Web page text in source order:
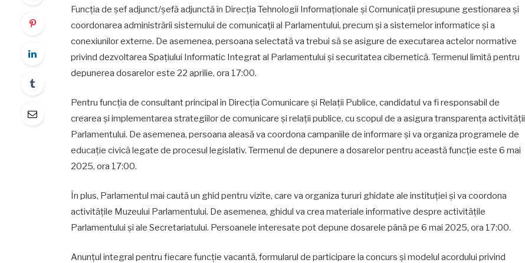
Funcția de șef adjunct/șefă adjunctă în Direcția Tehnologii Informaționale și Comunicații presupune gestionarea și
coordonarea administrării sistemului de comunicații al Parlamentului, precum și a sistemelor informatice și a
conexiunilor externe. De asemenea, persoana selectată va trebui să se asigure de executarea actelor normative
privind dezvoltarea Spațiului Informatic Integrat al Parlamentului și securitatea cibernetică. Termenul limită pentru
depunerea dosarelor este 22 aprilie, ora 17:00.
Pentru funcția de consultant principal în Direcția Comunicare și Relații Publice, candidatul va fi responsabil de
crearea și implementarea strategiilor de comunicare și relații publice, cu scopul de a asigura transparența activității
Parlamentului. De asemenea, persoana aleasă va coordona campaniile de informare și va organiza programele de
educație civică legate de procesul legislativ. Termenul de depunere a dosarelor pentru această funcție este 6 mai
2025, ora 17:00.
În plus, Parlamentul mai caută un ghid pentru vizite, care va organiza tururi ghidate ale instituției și va coordona
activitățile Muzeului Parlamentului. De asemenea, ghidul va crea materiale informative despre activitățile
Parlamentului și ale Secretariatului. Persoanele interesate pot depune dosarele până pe 6 mai 2025, ora 17:00.
Anunțul integral pentru fiecare funcție vacantă, formularul de participare la concurs și modelul acordului privind